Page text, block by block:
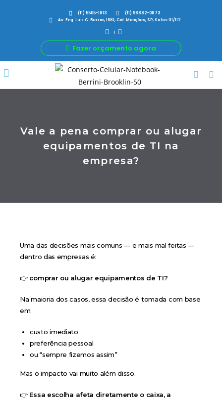
(11) 5505-1813
(11) 98882-0873
Av. Eng. Luiz C. Berrini, 1681, Cid. Monções, SP, Salas 111/112
Fazer orçamento agora
Vale a pena comprar ou alugar
equipamentos de TI na
empresa?
Uma das decisões mais comuns — e mais mal feitas —
dentro das empresas é:
👉 comprar ou alugar equipamentos de TI?
Na maioria dos casos, essa decisão é tomada com base
em:
custo imediato
preferência pessoal
ou “sempre fizemos assim”
Mas o impacto vai muito além disso.
👉 Essa escolha afeta diretamente o caixa, a